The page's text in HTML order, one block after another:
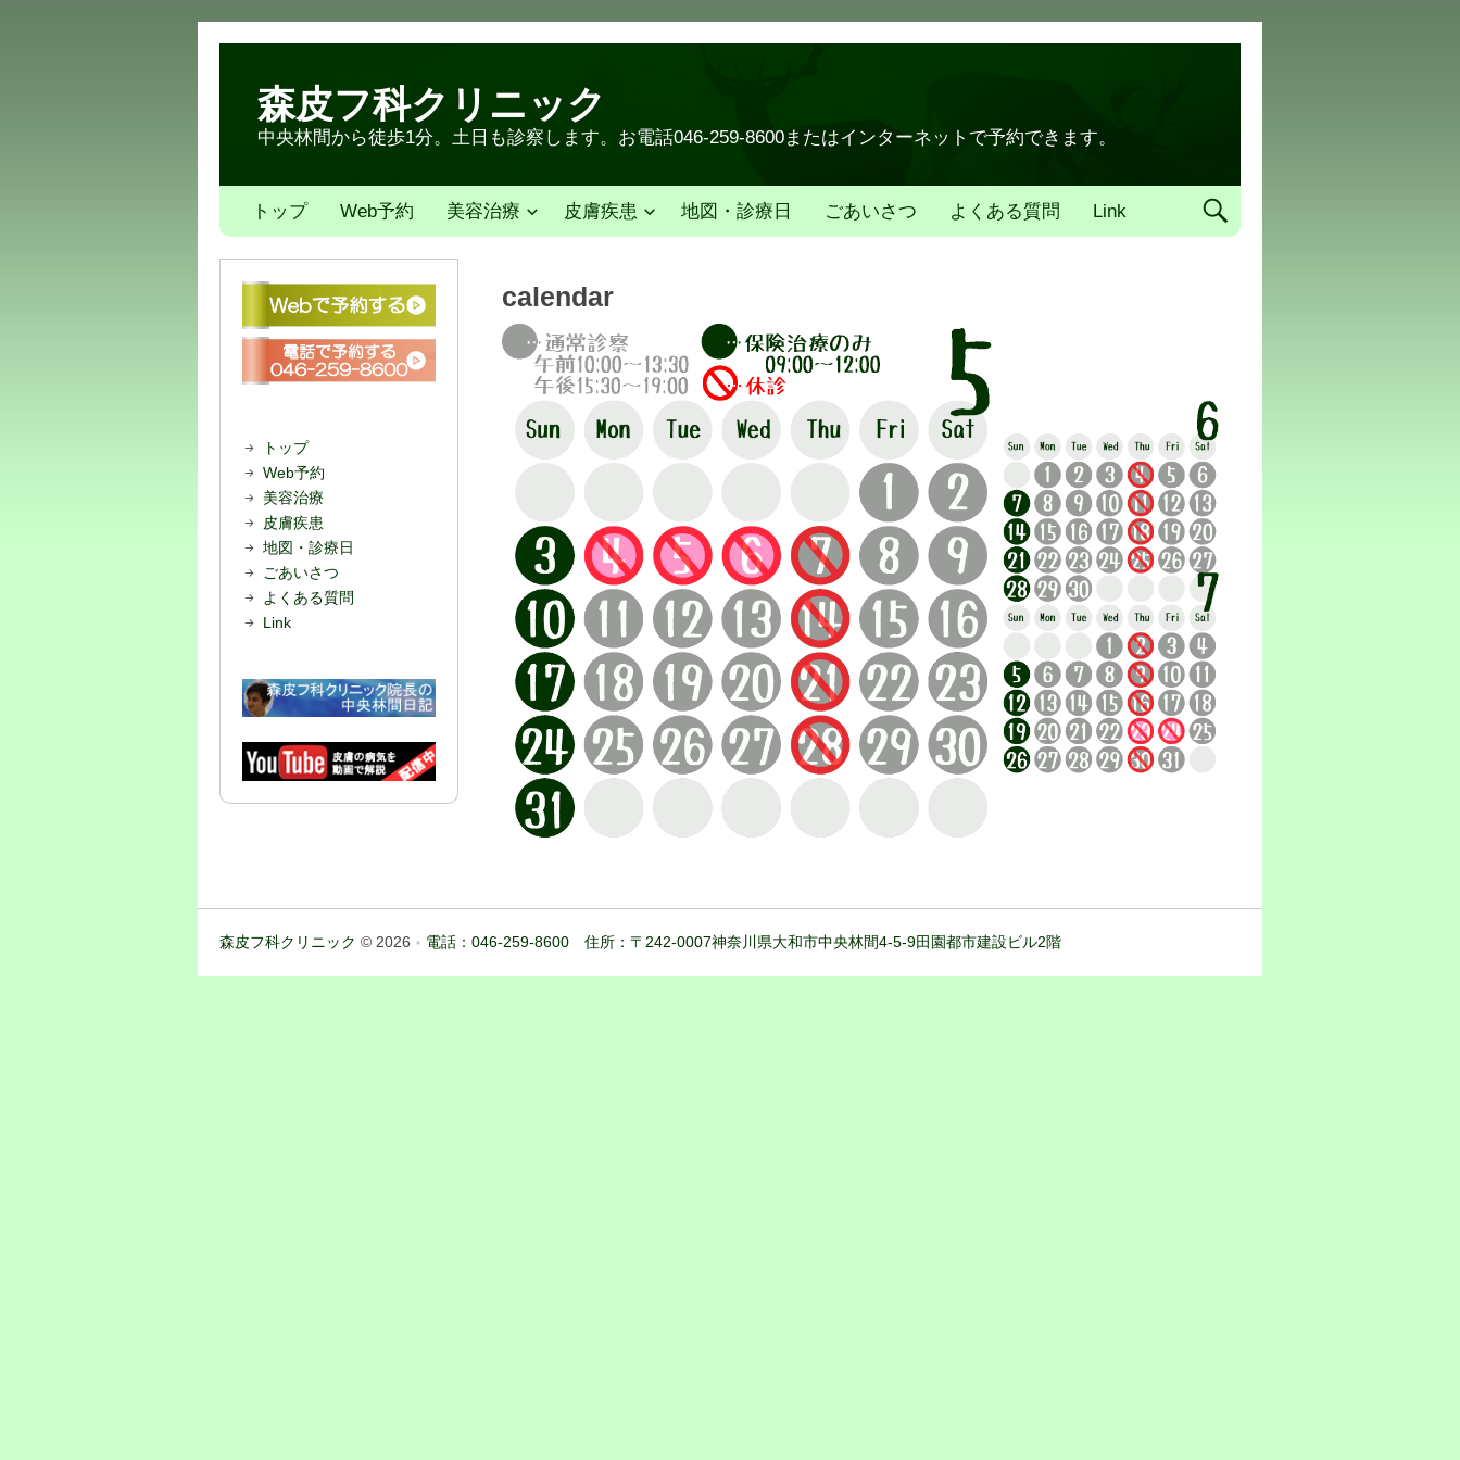
森皮フ科クリニック
中央林間から徒歩1分。土日も診察します。お電話046-259-8600またはインターネットで予約できます。
トップ Web予約 美容治療 皮膚疾患 地図・診療日 ごあいさつ よくある質問 Link
calendar
トップ
Web予約
美容治療
皮膚疾患
地図・診療日
ごあいさつ
よくある質問
Link
森皮フ科クリニック © 2026 電話：046-259-8600 住所：〒242-0007神奈川県大和市中央林間4-5-9田園都市建設ビル2階